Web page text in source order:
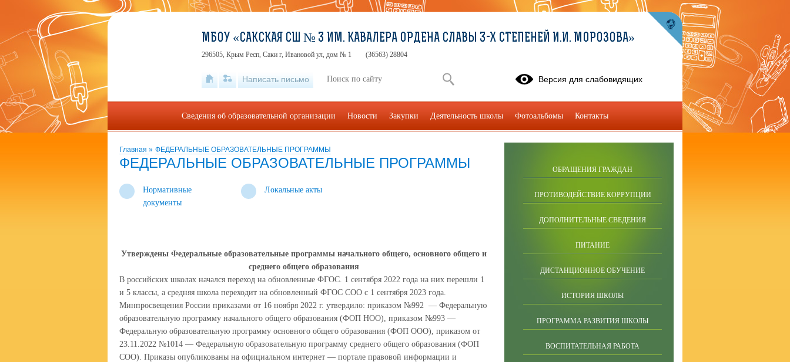
Главная » ФЕДЕРАЛЬНЫЕ ОБРАЗОВАТЕЛЬНЫЕ ПРОГРАММЫ
ФЕДЕРАЛЬНЫЕ ОБРАЗОВАТЕЛЬНЫЕ ПРОГРАММЫ
Нормативные
документы
Локальные акты
Утверждены Федеральные образовательные программы начального общего, основного общего и
среднего общего образования
В российских школах начался переход на обновленные ФГОС. 1 сентября 2022 года на них перешли 1
и 5 классы, а средняя школа переходит на обновленный ФГОС СОО с 1 сентября 2023 года.
Минпросвещения России приказами от 16 ноября 2022 г. утвердило: приказом №992 — Федеральную
образовательную программу начального общего образования (ФОП НОО), приказом №993 —
Федеральную образовательную программу основного общего образования (ФОП ООО), приказом от
23.11.2022 №1014 — Федеральную образовательную программу среднего общего образования (ФОП
СОО). Приказы опубликованы на официальном интернет — портале правовой информации и
ОБРАЩЕНИЯ ГРАЖДАН
ПРОТИВОДЕЙСТВИЕ КОРРУПЦИИ
ДОПОЛНИТЕЛЬНЫЕ СВЕДЕНИЯ
ПИТАНИЕ
ДИСТАНЦИОННОЕ ОБУЧЕНИЕ
ИСТОРИЯ ШКОЛЫ
ПРОГРАММА РАЗВИТИЯ ШКОЛЫ
ВОСПИТАТЕЛЬНАЯ РАБОТА
МБОУ «САКСКАЯ СШ № 3 ИМ. КАВАЛЕРА ОРДЕНА СЛАВЫ 3-Х СТЕПЕНЕЙ И.И. МОРОЗОВА»
296505, Крым Респ, Саки г, Ивановой ул, дом № 1 (36563) 28804
Написать письмо Версия для слабовидящих
Сведения об образовательной организации Новости Закупки Деятельность школы Фотоальбомы Контакты